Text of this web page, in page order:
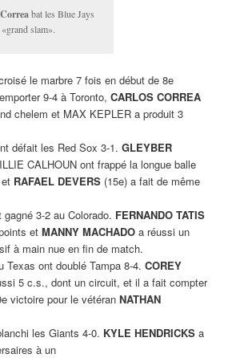
bat les Blue Jays
slam».
le marbre 7 fois en début de 8e
9-4 à Toronto, CARLOS CORREA
chelem et MAX KEPLER a produit 3
défait les Red Sox 3-1. GLEYBER
CALHOUN ont frappé la longue balle
RAFAEL DEVERS(15e) a fait de même
3-2 au Colorado. FERNANDO TATIS
et MANNY MACHADOa réussi un
à main nue en fin de match.
Texas ont doublé Tampa 8-4. COREY
5 c.s., dont un circuit, et il a fait compter
victoire pour le vétéran NATHAN
les Giants 4-0. KYLE HENDRICKSa
à un